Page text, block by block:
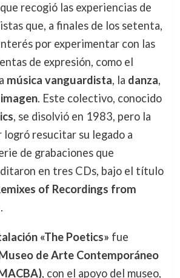
recogió las experiencias de
que, a finales de los setenta,
por experimentar con las
de expresión, como el
música vanguardista, la danza,
imagen. Este colectivo, conocido
, se disolvió en 1983, pero la
logró resucitar su legado a
de grabaciones que
en tres CDs, bajo el título
of Recordings from
.
«The Poetics» fue
de Arte Contemporáneo
, con el apoyo del museo,